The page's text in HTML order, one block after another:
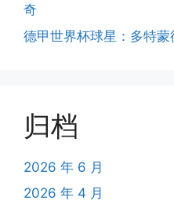
奇
德甲世界杯球星：多特蒙
归档
2026 年 6 月
2026 年 4 月